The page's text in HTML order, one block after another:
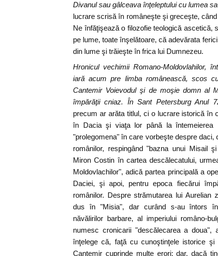
Divanul sau gâlceava înţeleptului cu lumea
lucrare scrisă în româneşte şi greceşte,
Ne înfăţişează o filozofie teologică ascetică,
pe lume, toate înşelătoare, că adevărata
din lume şi trăieşte în frica lui Dumnezeu.
Hronicul vechimii Romano-Moldovlahilor,
iară acum pre limba românească, scos
Cantemir Voievodul şi de moşie domn al
împărăţii cniaz. În Sant Petersburg Anul
precum ar arăta titlul, ci o lucrare istorică în
în Dacia şi viaţa lor până la întemeierea
"prolegomena" în care vorbeşte despre daci,
românilor, respingând "bazna unui Misail
Miron Costin în cartea descălecatului,
Moldovlachilor", adică partea principală a
Daciei, şi apoi, pentru epoca fiecărui
românilor. Despre strămutarea lui
dus în "Misia", dar curând s-au întors
năvălirilor barbare, al imperiului româno-
numesc cronicarii "descălecarea a doua",
înţelege că, faţă cu cunoştinţele istorice
Cantemir cuprinde multe erori; dar, dacă